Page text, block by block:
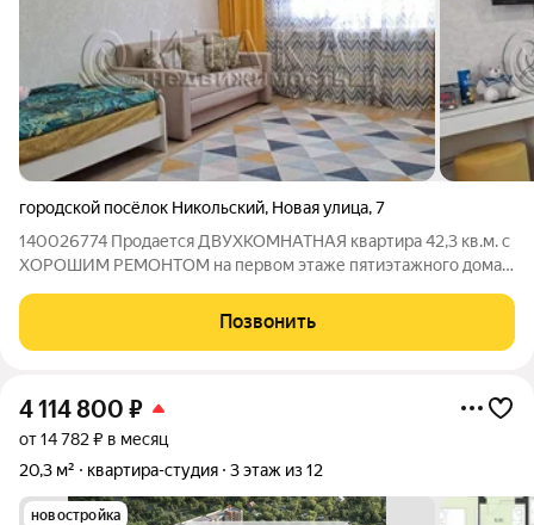
городской посёлок Никольский, Новая улица,7
140026774 Продается ДВУХКОМНАТНАЯ квартира 42,3 кв.м. с
ХОРОШИМ РЕМОНТОМ на первом этаже пятиэтажного дома в
Ленобласти, в 300 км. от Питера. В 4 км. находится ж/д ст.
Свирь. До Питера 3,5 часа пути
Позвонить
4 114 800 ₽
от 14 782 ₽ в месяц
20,3 м²
квартира-студия 3 этаж из 12
новостройка